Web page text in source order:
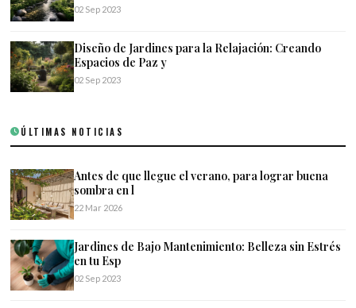
02 Sep 2023
Diseño de Jardines para la Relajación: Creando
Espacios de Paz y
02 Sep 2023
ÚLTIMAS NOTICIAS
Antes de que llegue el verano, para lograr buena
sombra en l
22 Mar 2026
Jardines de Bajo Mantenimiento: Belleza sin Estrés
en tu Esp
02 Sep 2023